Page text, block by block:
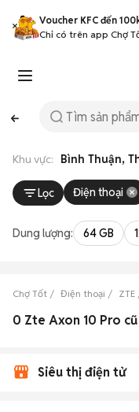
Voucher KFC đến
Chỉ có trên app Chợ
Khu vực: Bình Thuận,
Lọc Điện thoại
Dung lượng: 64 GB
Chợ Tốt Điện thoại ZTE
0 Zte Axon 10 Pro
Siêu thị điện tử